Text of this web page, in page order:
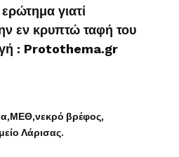
γιατί
εν κρυπτώ ταφή του
: Protothema.gr
ΜΕΘ νεκρό βρέφος
Λάρισας.